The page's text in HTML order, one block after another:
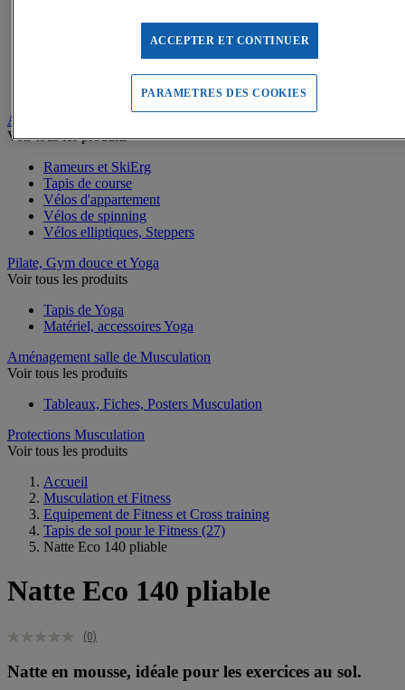
Médecine balls et Sacs lestés
Appareils abdominaux
Supports pompes
Bracelets lestés de Fitness
Appareils Fitness et Cardio training
Voir tous les produits
Rameurs et SkiErg
Tapis de course
Vélos d'appartement
Vélos de spinning
Vélos elliptiques, Steppers
Pilate, Gym douce et Yoga
Voir tous les produits
Tapis de Yoga
Matériel, accessoires Yoga
Aménagement salle de Musculation
Voir tous les produits
Tableaux, Fiches, Posters Musculation
Protections Musculation
Voir tous les produits
Accueil
Musculation et Fitness
Equipement de Fitness et Cross training
Tapis de sol pour le Fitness (27)
Natte Eco 140 pliable
Natte Eco 140 pliable
(0)
Natte en mousse, idéale pour les exercices au sol.
ACCEPTER ET CONTINUER
PARAMETRES DES COOKIES